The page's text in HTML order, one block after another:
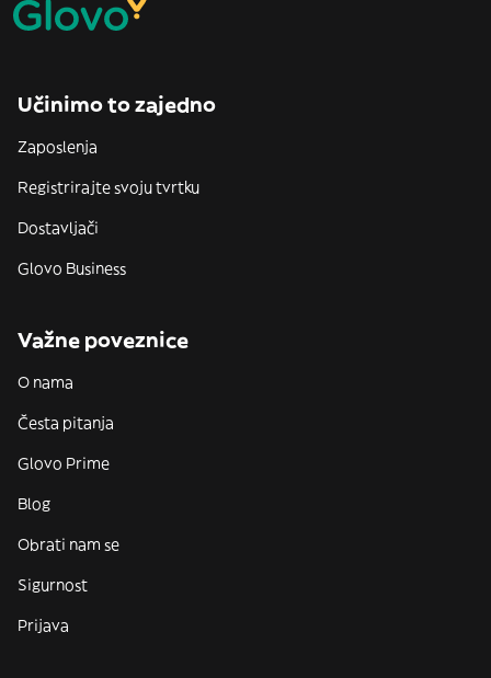
Učinimo to zajedno
Zaposlenja
Registrirajte svoju tvrtku
Dostavljači
Glovo Business
Važne poveznice
O nama
Česta pitanja
Glovo Prime
Blog
Obrati nam se
Sigurnost
Prijava